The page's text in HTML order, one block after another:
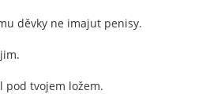
děvky ne imajut penisy.
pod tvojem ložem.